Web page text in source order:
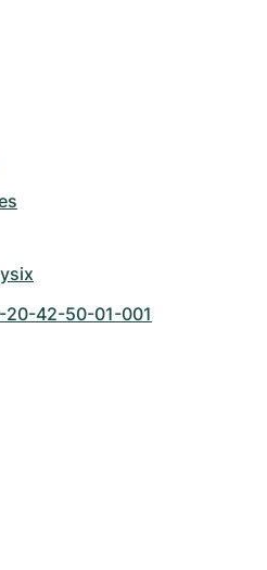
20-42-50-01-001